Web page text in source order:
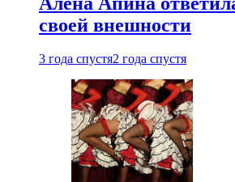
своей внешности
3 года спустя2 года спустя